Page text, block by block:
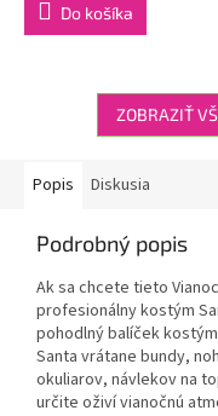
Do košíka
ZOBRAZIŤ
Popis Diskusia
Podrobný popis
Ak sa chcete tieto
profesionálny kostým
pohodlný balíček
Santa vrátane bundy,
okuliarov, návlekov na
určite oživí vianočnú